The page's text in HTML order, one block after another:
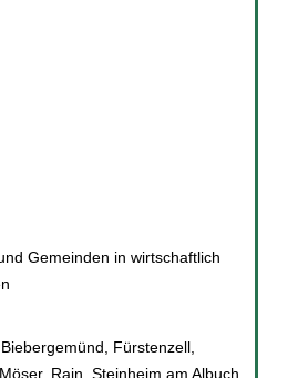
Gemeinden in wirtschaftlich
Biebergemünd Fürstenzell,
Möser, Rain Steinheim am Albuch